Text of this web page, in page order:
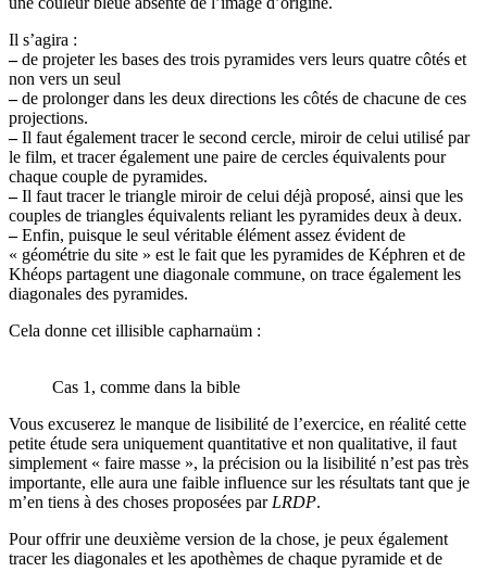
Il s’agira :
–de projeter les bases des trois pyramides vers leurs quatre côtés et
non vers un seul
–de prolonger dans les deux directions les côtés de chacune de ces
projections.
–Il faut également tracer le second cercle, miroir de celui utilisé par
le film, et tracer également une paire de cercles équivalents pour
chaque couple de pyramides.
–Il faut tracer le triangle miroir de celui déjà proposé, ainsi que les
couples de triangles équivalents reliant les pyramides deux à deux.
–Enfin, puisque le seul véritable élément assez évident de
« géométrie du site » est le fait que les pyramides de Képhren et de
Khéops partagent une diagonale commune, on trace également les
diagonales des pyramides.
Cela donne cet illisible capharnaüm :
Cas 1, comme dans la bible
Vous excuserez le manque de lisibilité de l’exercice, en réalité cette
petite étude sera uniquement quantitative et non qualitative, il faut
simplement « faire masse », la précision ou la lisibilité n’est pas très
importante, elle aura une faible influence sur les résultats tant que je
m’en tiens à des choses proposées par LRDP.
Pour offrir une deuxième version de la chose, je peux également
tracer les diagonales et les apothèmes de chaque pyramide et de